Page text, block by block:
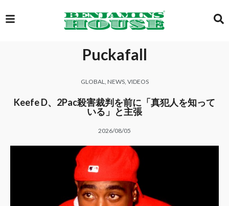
EXCLUSIVE
GLOBAL
GALLERY
Puckafall
GLOBAL NEWS, VIDEOS
Keefe D、2Pac殺害裁判を前に「真犯人を知って
いる」と主張
2026/08/05